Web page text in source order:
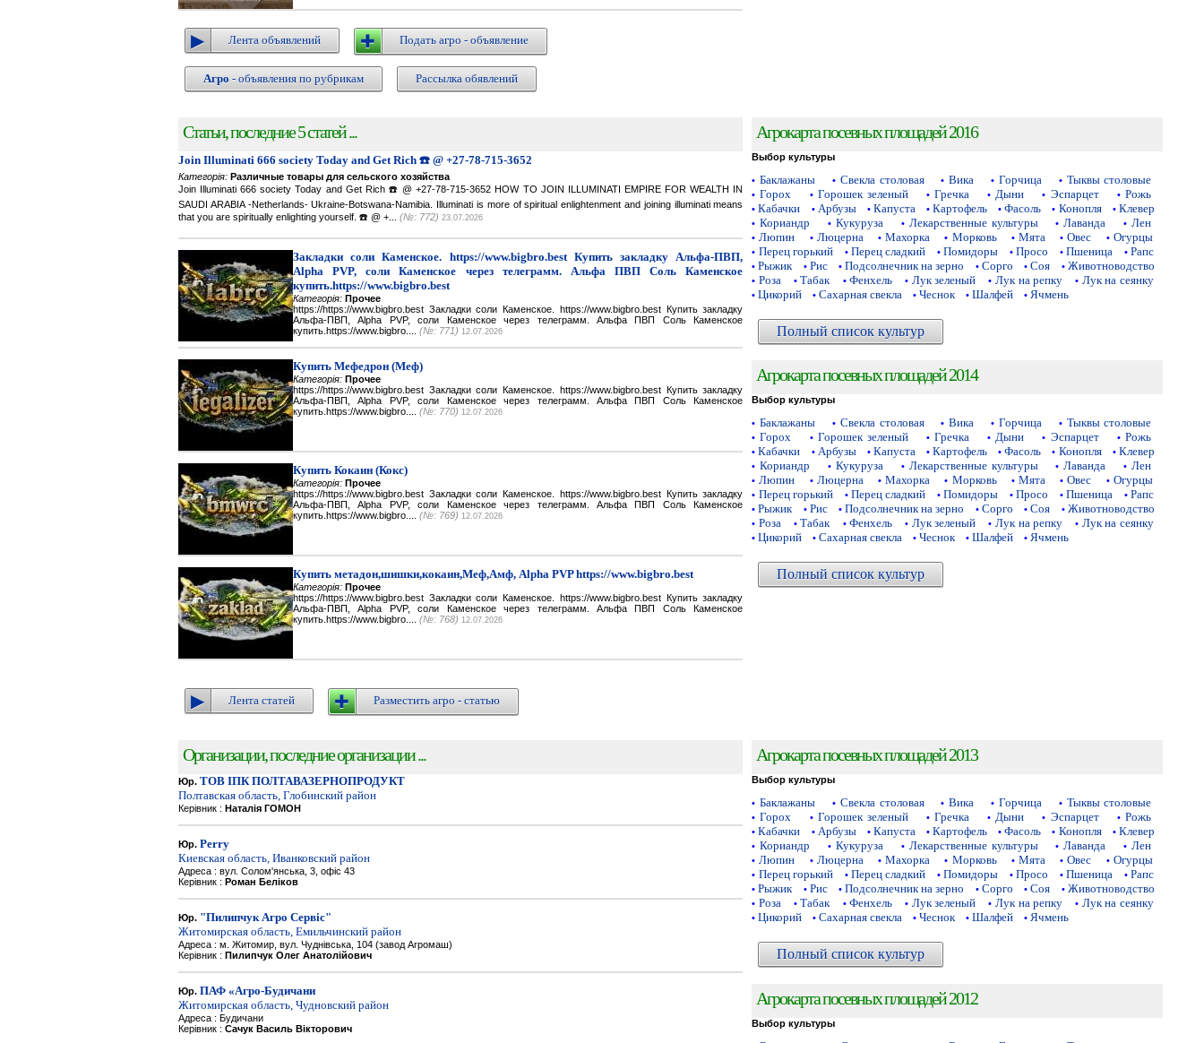
Лента объявлений Подать агро - объявление
Агро - объявления по рубрикам Рассылка обявлений
Статьи, последние 5 статей ...
Join Illuminati 666 society Today and Get Rich ☎️ @ +27-78-715-3652
Категорія: Различные товары для сельского хозяйства
Join Illuminati 666 society Today and Get Rich ☎️ @ +27-78-715-3652 HOW TO JOIN ILLUMINATI EMPIRE FOR WEALTH IN
SAUDI ARABIA -Netherlands- Ukraine-Botswana-Namibia. Illuminati is more of spiritual enlightenment and joining illuminati means
that you are spiritually enlighting yourself. ☎️ @ +... (№: 772) 23.07.2026
Закладки соли Каменское. https://www.bigbro.best Купить закладку Альфа-ПВП,
Alpha PVP, соли Каменское через телеграмм. Альфа ПВП Соль Каменское
купить.https://www.bigbro.best
Категорія: Прочее
https://https://www.bigbro.best Закладки соли Каменское. https://www.bigbro.best Купить закладку
Альфа-ПВП, Alpha PVP, соли Каменское через телеграмм. Альфа ПВП Соль Каменское
купить.https://www.bigbro.... (№: 771) 12.07.2026
Купить Мефедрон (Меф)
Категорія: Прочее
https://https://www.bigbro.best Закладки соли Каменское. https://www.bigbro.best Купить закладку
Альфа-ПВП, Alpha PVP, соли Каменское через телеграмм. Альфа ПВП Соль Каменское
купить.https://www.bigbro.... (№: 770) 12.07.2026
Купить Кокаин (Кокс)
Категорія: Прочее
https://https://www.bigbro.best Закладки соли Каменское. https://www.bigbro.best Купить закладку
Альфа-ПВП, Alpha PVP, соли Каменское через телеграмм. Альфа ПВП Соль Каменское
купить.https://www.bigbro.... (№: 769) 12.07.2026
Купить метадон,шишки,кокаин,Меф,Амф, Alpha PVP https://www.bigbro.best
Категорія: Прочее
https://https://www.bigbro.best Закладки соли Каменское. https://www.bigbro.best Купить закладку
Альфа-ПВП, Alpha PVP, соли Каменское через телеграмм. Альфа ПВП Соль Каменское
купить.https://www.bigbro.... (№: 768) 12.07.2026
Лента статей Разместить агро - статью
Агрокарта посевных площадей 2016
Выбор культуры
• Баклажаны • Свекла столовая • Вика • Горчица • Тыквы столовые
• Горох • Горошек зеленый • Гречка • Дыни • Эспарцет • Рожь
• Кабачки • Арбузы • Капуста • Картофель • Фасоль • Конопля • Клевер
• Кориандр • Кукуруза • Лекарственные культуры • Лаванда • Лен
• Люпин • Люцерна • Махорка • Морковь • Мята • Овес • Огурцы
• Перец горький • Перец сладкий • Помидоры • Просо • Пшеница • Рапс
• Рыжик • Рис • Подсолнечник на зерно • Сорго • Соя • Животноводство
• Роза • Табак • Фенхель • Лук зеленый • Лук на репку • Лук на сеянку
• Цикорий • Сахарная свекла • Чеснок • Шалфей • Ячмень
Полный список культур
Агрокарта посевных площадей 2014
Выбор культуры
• Баклажаны • Свекла столовая • Вика • Горчица • Тыквы столовые
• Горох • Горошек зеленый • Гречка • Дыни • Эспарцет • Рожь
• Кабачки • Арбузы • Капуста • Картофель • Фасоль • Конопля • Клевер
• Кориандр • Кукуруза • Лекарственные культуры • Лаванда • Лен
• Люпин • Люцерна • Махорка • Морковь • Мята • Овес • Огурцы
• Перец горький • Перец сладкий • Помидоры • Просо • Пшеница • Рапс
• Рыжик • Рис • Подсолнечник на зерно • Сорго • Соя • Животноводство
• Роза • Табак • Фенхель • Лук зеленый • Лук на репку • Лук на сеянку
• Цикорий • Сахарная свекла • Чеснок • Шалфей • Ячмень
Полный список культур
Организации, последние организации ...
Юр. ТОВ ІПК ПОЛТАВАЗЕРНОПРОДУКТ
Полтавская область, Глобинский район
Керівник : Наталія ГОМОН
Юр. Perry
Киевская область, Иванковский район
Адреса : вул. Солом'янська, 3, офіс 43
Керівник : Роман Беліков
Юр. "Пилипчук Агро Сервіс"
Житомирская область, Емильчинский район
Адреса : м. Житомир, вул. Чуднівська, 104 (завод Агромаш)
Керівник : Пилипчук Олег Анатолійович
Юр. ПАФ «Агро-Будичани
Житомирская область, Чудновский район
Адреса : Будичани
Керівник : Сачук Василь Вікторович
Агрокарта посевных площадей 2013
Выбор культуры
• Баклажаны • Свекла столовая • Вика • Горчица • Тыквы столовые
• Горох • Горошек зеленый • Гречка • Дыни • Эспарцет • Рожь
• Кабачки • Арбузы • Капуста • Картофель • Фасоль • Конопля • Клевер
• Кориандр • Кукуруза • Лекарственные культуры • Лаванда • Лен
• Люпин • Люцерна • Махорка • Морковь • Мята • Овес • Огурцы
• Перец горький • Перец сладкий • Помидоры • Просо • Пшеница • Рапс
• Рыжик • Рис • Подсолнечник на зерно • Сорго • Соя • Животноводство
• Роза • Табак • Фенхель • Лук зеленый • Лук на репку • Лук на сеянку
• Цикорий • Сахарная свекла • Чеснок • Шалфей • Ячмень
Полный список культур
Агрокарта посевных площадей 2012
Выбор культуры